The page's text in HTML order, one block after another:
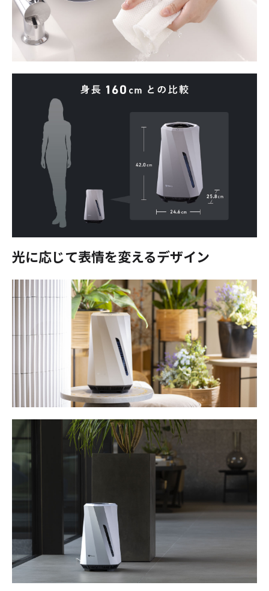
光に応じて表情を変えるデザイン